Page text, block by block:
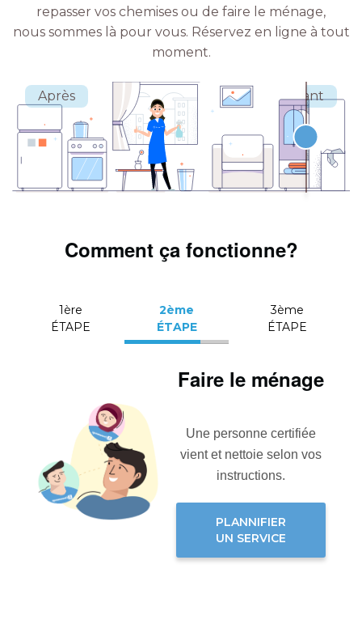
repasser vos chemises ou de faire le ménage,
nous sommes là pour vous. Réservez en ligne à tout
moment.
Comment ça fonctionne?
1ère
ÉTAPE
2ème
ÉTAPE
3ème
ÉTAPE
Faire le ménage
Une personne certifiée
vient et nettoie selon vos
instructions.
PLANNIFIER
UN SERVICE